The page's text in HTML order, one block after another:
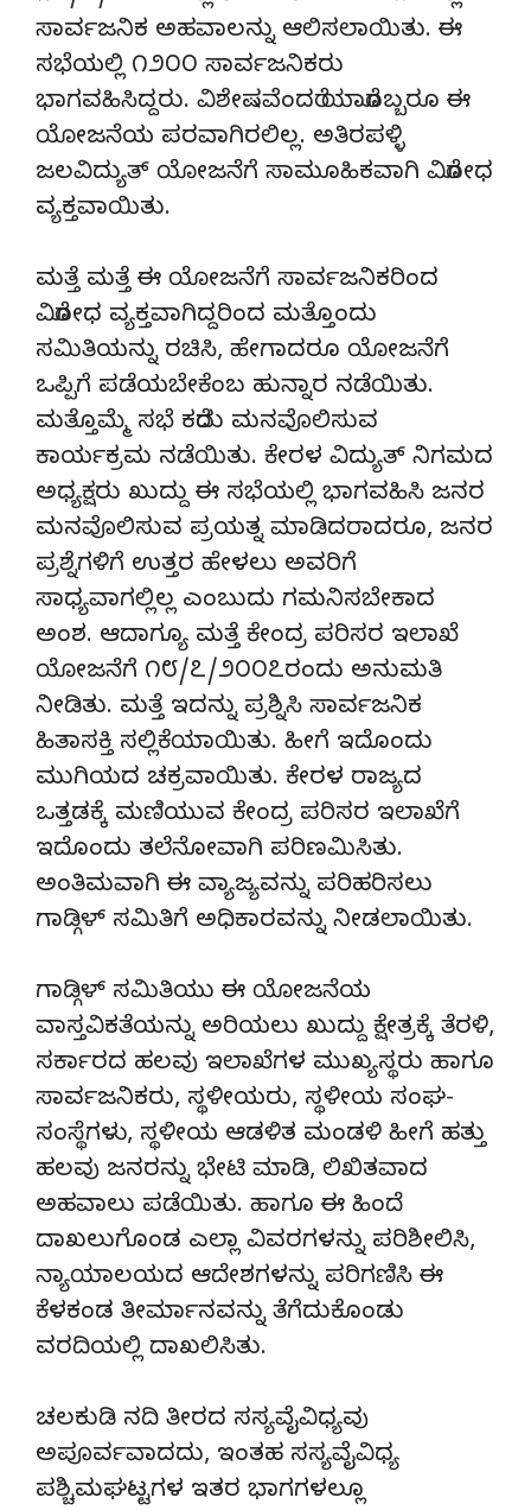
ಸಾರ್ವಜನಿಕ ಅಹವಾಲನ್ನು ಆಲಿಸಲಾಯಿತು. ಈ
ಸಭೆಯಲ್ಲಿ ೧೨೦೦ ಸಾರ್ವಜನಿಕರು
ಭಾಗವಹಿಸಿದ್ದರು. ವಿಶೇಷವೆಂದರೆ ಯಾರೊಬ್ಬರೂ ಈ
ಯೋಜನೆಯ ಪರವಾಗಿರಲಿಲ್ಲ. ಅತಿರಪಳ್ಳಿ
ಜಲವಿದ್ಯುತ್ ಯೋಜನೆಗೆ ಸಾಮೂಹಿಕವಾಗಿ ವಿರೋಧ
ವ್ಯಕ್ತವಾಯಿತು.
ಮತ್ತೆ ಮತ್ತೆ ಈ ಯೋಜನೆಗೆ ಸಾರ್ವಜನಿಕರಿಂದ
ವಿರೋಧ ವ್ಯಕ್ತವಾಗಿದ್ದರಿಂದ ಮತ್ತೊಂದು
ಸಮಿತಿಯನ್ನು ರಚಿಸಿ, ಹೇಗಾದರೂ ಯೋಜನೆಗೆ
ಒಪ್ಪಿಗೆ ಪಡೆಯಬೇಕೆಂಬ ಹುನ್ನಾರ ನಡೆಯಿತು.
ಮತ್ತೊಮ್ಮೆ ಸಭೆ ಕರೆದು ಮನವೊಲಿಸುವ
ಕಾರ್ಯಕ್ರಮ ನಡೆಯಿತು. ಕೇರಳ ವಿದ್ಯುತ್ ನಿಗಮದ
ಅಧ್ಯಕ್ಷರು ಖುದ್ದು ಈ ಸಭೆಯಲ್ಲಿ ಭಾಗವಹಿಸಿ ಜನರ
ಮನವೊಲಿಸುವ ಪ್ರಯತ್ನ ಮಾಡಿದರಾದರೂ, ಜನರ
ಪ್ರಶ್ನೆಗಳಿಗೆ ಉತ್ತರ ಹೇಳಲು ಅವರಿಗೆ
ಸಾಧ್ಯವಾಗಲ್ಲಿಲ್ಲ ಎಂಬುದು ಗಮನಿಸಬೇಕಾದ
ಅಂಶ. ಆದಾಗ್ಯೂ ಮತ್ತೆ ಕೇಂದ್ರ ಪರಿಸರ ಇಲಾಖೆ
ಯೋಜನೆಗೆ ೧೮/೭/೨೦೦೭ರಂದು ಅನುಮತಿ
ನೀಡಿತು. ಮತ್ತೆ ಇದನ್ನು ಪ್ರಶ್ನಿಸಿ ಸಾರ್ವಜನಿಕ
ಹಿತಾಸಕ್ತಿ ಸಲ್ಲಿಕೆಯಾಯಿತು. ಹೀಗೆ ಇದೊಂದು
ಮುಗಿಯದ ಚಕ್ರವಾಯಿತು. ಕೇರಳ ರಾಜ್ಯದ
ಒತ್ತಡಕ್ಕೆ ಮಣಿಯುವ ಕೇಂದ್ರ ಪರಿಸರ ಇಲಾಖೆಗೆ
ಇದೊಂದು ತಲೆನೋವಾಗಿ ಪರಿಣಮಿಸಿತು.
ಅಂತಿಮವಾಗಿ ಈ ವ್ಯಾಜ್ಯವನ್ನು ಪರಿಹರಿಸಲು
ಗಾಡ್ಗಿಳ್ ಸಮಿತಿಗೆ ಅಧಿಕಾರವನ್ನು ನೀಡಲಾಯಿತು.
ಗಾಡ್ಗಿಳ್ ಸಮಿತಿಯು ಈ ಯೋಜನೆಯ
ವಾಸ್ತವಿಕತೆಯನ್ನು ಅರಿಯಲು ಖುದ್ದು ಕ್ಷೇತ್ರಕ್ಕೆ ತೆರಳಿ,
ಸರ್ಕಾರದ ಹಲವು ಇಲಾಖೆಗಳ ಮುಖ್ಯಸ್ಥರು ಹಾಗೂ
ಸಾರ್ವಜನಿಕರು, ಸ್ಥಳೀಯರು, ಸ್ಥಳೀಯ ಸಂಘ-
ಸಂಸ್ಥೆಗಳು, ಸ್ಥಳೀಯ ಆಡಳಿತ ಮಂಡಳಿ ಹೀಗೆ ಹತ್ತು
ಹಲವು ಜನರನ್ನು ಭೇಟಿ ಮಾಡಿ, ಲಿಖಿತವಾದ
ಅಹವಾಲು ಪಡೆಯಿತು. ಹಾಗೂ ಈ ಹಿಂದೆ
ದಾಖಲುಗೊಂಡ ಎಲ್ಲಾ ವಿವರಗಳನ್ನು ಪರಿಶೀಲಿಸಿ,
ನ್ಯಾಯಾಲಯದ ಆದೇಶಗಳನ್ನು ಪರಿಗಣಿಸಿ ಈ
ಕೆಳಕಂಡ ತೀರ್ಮಾನವನ್ನು ತೆಗೆದುಕೊಂಡು
ವರದಿಯಲ್ಲಿ ದಾಖಲಿಸಿತು.
ಚಲಕುಡಿ ನದಿ ತೀರದ ಸಸ್ಯವೈವಿಧ್ಯವು
ಅಪೂರ್ವವಾದದು, ಇಂತಹ ಸಸ್ಯವೈವಿಧ್ಯ
ಪಶ್ಚಿಮಘಟ್ಟಗಳ ಇತರ ಭಾಗಗಳಲ್ಲೂ